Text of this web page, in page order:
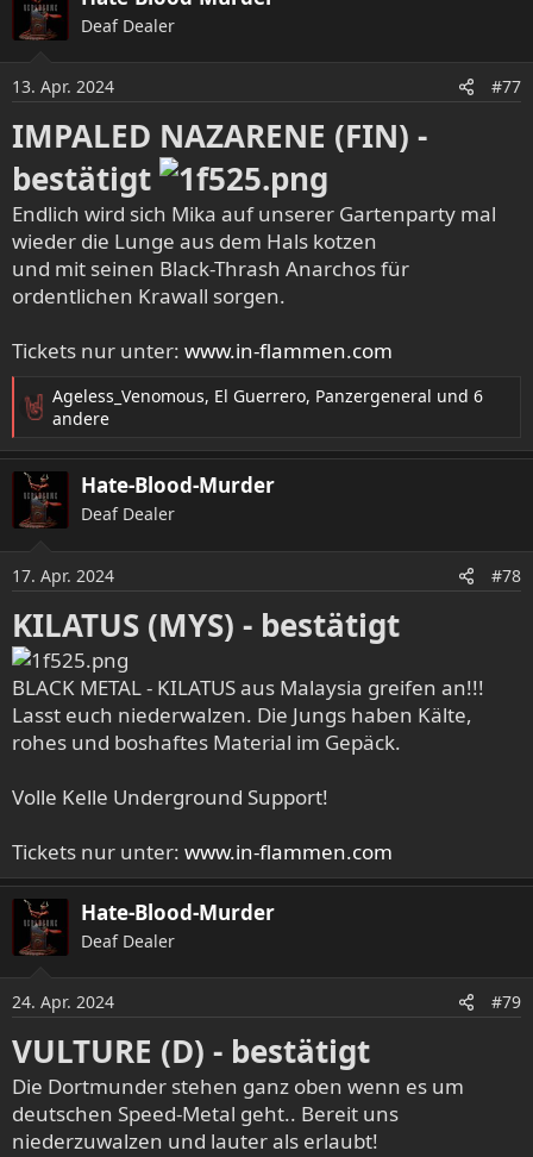
Deaf Dealer
13. Apr. 2024 #77
IMPALED NAZARENE (FIN) -
bestätigt
Endlich wird sich Mika auf unserer Gartenparty mal
wieder die Lunge aus dem Hals kotzen
und mit seinen Black-Thrash Anarchos für
ordentlichen Krawall sorgen.
Tickets nur unter: www.in-flammen.com
R
a
k
i
o
n
e
n
:
Ageless_Venomous, El Guerrero, Panzergeneral und 6
andere
Hate-Blood-Murder
Deaf Dealer
17. Apr. 2024 #78
KILATUS (MYS) - bestätigt
BLACK METAL - KILATUS aus Malaysia greifen an!!!
Lasst euch niederwalzen. Die Jungs haben Kälte,
rohes und boshaftes Material im Gepäck.
Volle Kelle Underground Support!
Tickets nur unter: www.in-flammen.com
Hate-Blood-Murder
Deaf Dealer
24. Apr. 2024 #79
VULTURE (D) - bestätigt
Die Dortmunder stehen ganz oben wenn es um
deutschen Speed-Metal geht.. Bereit uns
niederzuwalzen und lauter als erlaubt!